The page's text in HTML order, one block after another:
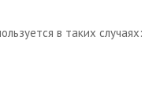
в таких случаях: